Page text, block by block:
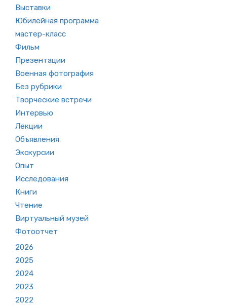
Выставки
Юбилейная программа
мастер-класс
Фильм
Презентации
Военная фотография
Без рубрики
Творческие встречи
Интервью
Лекции
Объявления
Экскурсии
Опыт
Исследования
Книги
Чтение
Виртуальный музей
Фотоотчет
2026
2025
2024
2023
2022